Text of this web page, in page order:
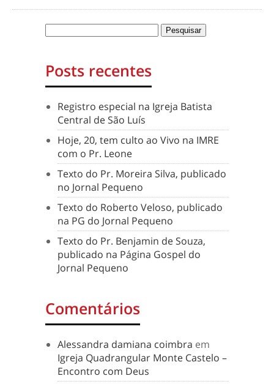
Posts recentes
Registro especial na Igreja Batista
Central de São Luís
Hoje, 20, tem culto ao Vivo na IMRE
com o Pr. Leone
Texto do Pr. Moreira Silva, publicado
no Jornal Pequeno
Texto do Roberto Veloso, publicado
na PG do Jornal Pequeno
Texto do Pr. Benjamin de Souza,
publicado na Página Gospel do
Jornal Pequeno
Comentários
Alessandra damiana coimbra em
Igreja Quadrangular Monte Castelo –
Encontro com Deus